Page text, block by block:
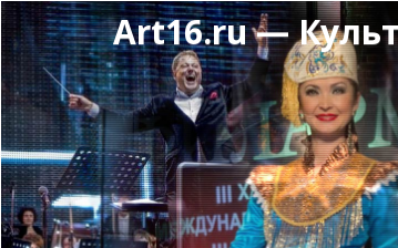
Перейти
к
основному
содержанию
Art16.ru —